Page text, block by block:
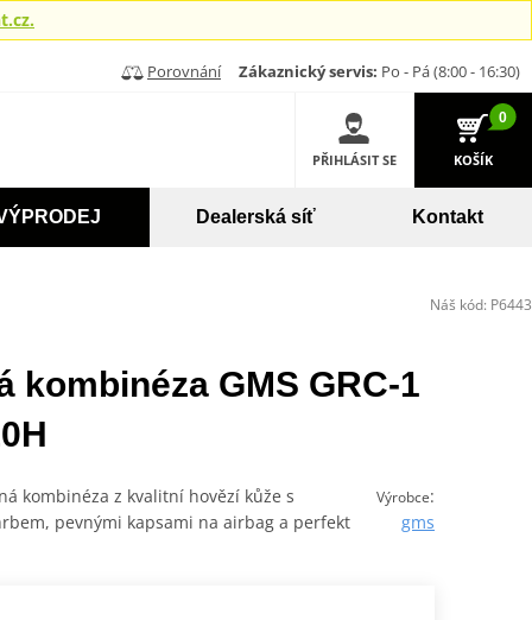
Porovnání Zákaznický servis: Po - Pá (8:00 - 16:30)
PŘIHLÁSIT SE
0
KOŠÍK
Dealerská síť Kontakt
kombinéza GMS GRC-1
Výrobce:
gms
kombinéza z kvalitní hovězí kůže s
pevnými kapsami na airbag a perfekt
Náš kód: P6443